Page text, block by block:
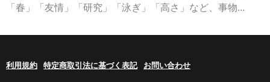
「春」「友情」「研究」「泳ぎ」「高さ」など、事物...
利用規約 特定商取引法に基づく表記 お問い合わせ